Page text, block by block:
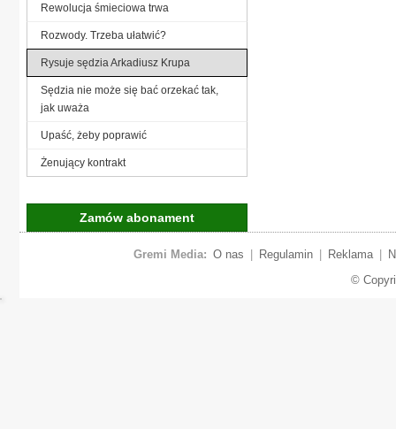
Rewolucja śmieciowa trwa
Rozwody. Trzeba ułatwić?
Rysuje sędzia Arkadiusz Krupa
Sędzia nie może się bać orzekać tak,
jak uważa
Upaść, żeby poprawić
Żenujący kontrakt
Zamów abonament
Gremi Media: O nas Regulamin Reklama
©